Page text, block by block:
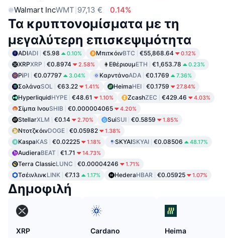
Walmart IncWMT 97,13 € 0.14%
Τα κρυπτονομίσματα με τη
μεγαλύτερη επισκεψιμότητα
ADIADI €5.98 0.10% ΜπιτκόινBTC €55,868.64 0.12%
XRPXRP €0.8974 2.58% ΕθέριουμETH €1,653.78 0.23%
PiPI €0.07797 3.04% ΚαρντάνοADA €0.1769 7.36%
ΣολάναSOL €63.22 1.41% HeimaHEI €0.1759 27.84%
HyperliquidHYPE €48.61 1.10% ZcashZEC €429.46 4.03%
Σίμπα ΙνουSHIB €0.000004065 4.20%
StellarXLM €0.14 2.70% SuiSUI €0.5859 1.85%
ΝτοτζκόινDOGE €0.05982 1.38%
KaspaKAS €0.02225 1.18% SKYAISKYAI €0.08506 48.17%
AudieraBEAT €1.71 14.73%
Terra ClassicLUNC €0.00004246 1.71%
ΤσέινλινκLINK €7.13 1.17% HederaHBAR €0.05925 1.07%
Δημοφιλή
XRP
Cardano
Heima